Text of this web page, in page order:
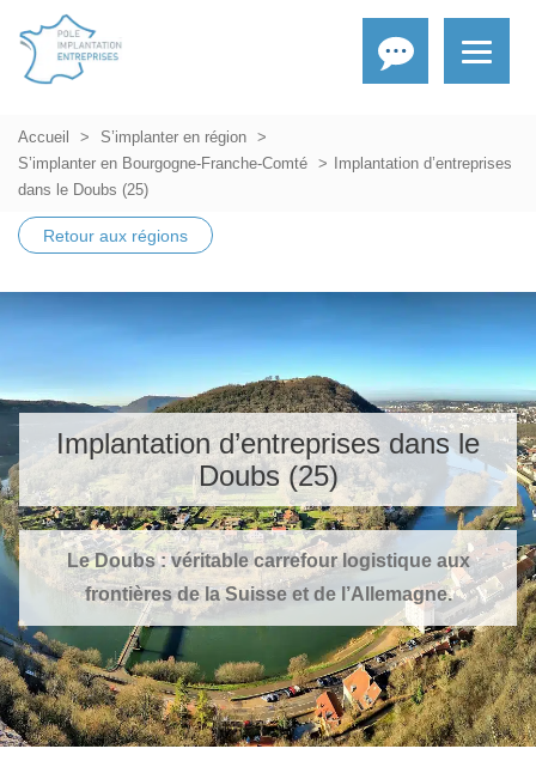
Accueil
S’implanter en région
S’implanter en Bourgogne-Franche-Comté
Implantation d’entreprises
dans le Doubs (25)
Retour aux régions
Implantation d’entreprises dans le
Doubs (25)
Le Doubs : véritable carrefour logistique aux
frontières de la Suisse et de l’Allemagne.